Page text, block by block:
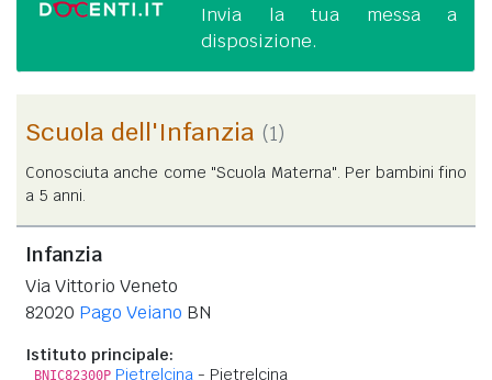
Invia la tua messa a
disposizione.
Scuola dell'Infanzia (1)
Conosciuta anche come "Scuola Materna". Per bambini fino
a 5 anni.
Infanzia
Via Vittorio Veneto
82020 Pago Veiano BN
Istituto principale:
BNIC82300P Pietrelcina - Pietrelcina